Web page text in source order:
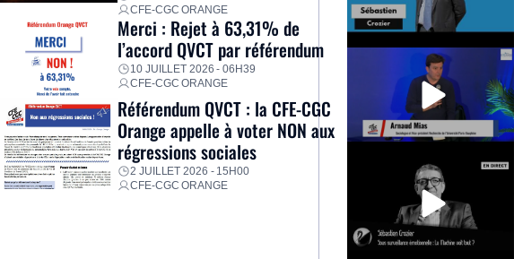
CFE-CGC ORANGE
Merci : Rejet à 63,31% de
l’accord QVCT par référendum
10 JUILLET 2026 - 06H39
CFE-CGC ORANGE
Référendum QVCT : la CFE-CGC
Orange appelle à voter NON aux
régressions sociales
2 JUILLET 2026 - 15H00
CFE-CGC ORANGE